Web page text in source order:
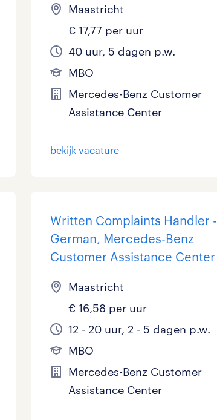
Financieel 1
Industrieel / Productie
Management / Leidinggevend
Zorg / Verpleging 0
Master 0
WO 1
Maastricht
€ 17,77 per uur
40 uur, 5 dagen p.w.
MBO
Mercedes-Benz Customer
Assistance Center
bekijk vacature
Written Complaints Handler -
German, Mercedes-Benz
Customer Assistance Center
Maastricht
€ 16,58 per uur
12 - 20 uur, 2 - 5 dagen p.w.
MBO
Mercedes-Benz Customer
Assistance Center